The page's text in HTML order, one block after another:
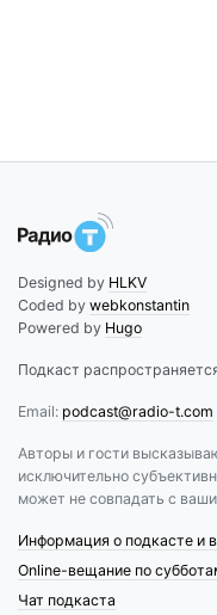
Designed by HLKV
Coded by webkonstantin
Powered by Hugo
Подкаст
Email: podcast@radio-t.com
Авторы и гости
исключительно
может не совпадать с
Информация о подкасте и
Online-вещание по
Чат подкаста